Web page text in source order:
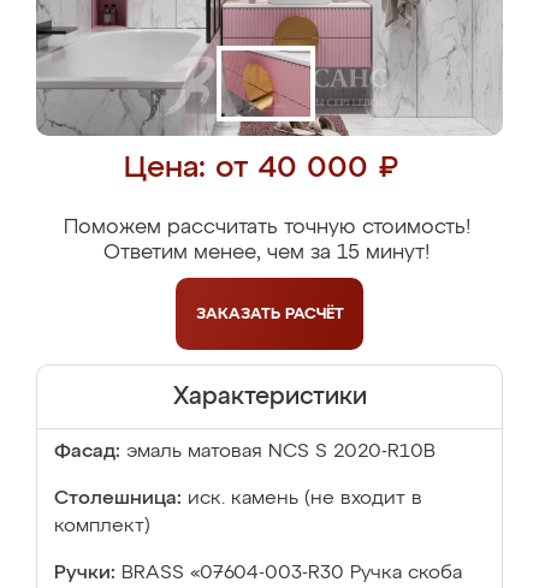
Цена: от 40 000 ₽
Поможем рассчитать точную стоимость!
Ответим менее, чем за 15 минут!
ЗАКАЗАТЬ РАСЧЁТ
Характеристики
Фасад: эмаль матовая NCS S 2020-R10B
Столешница: иск. камень (не входит в
комплект)
Ручки: BRASS «07604-003-R30 Ручка скоба